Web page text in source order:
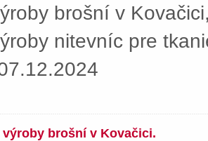
brošní v
nitevníc pre
výroby brošní v Kovačici.